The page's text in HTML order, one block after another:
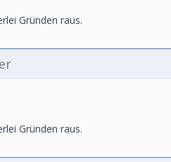
Gründen raus.
Gründen raus.